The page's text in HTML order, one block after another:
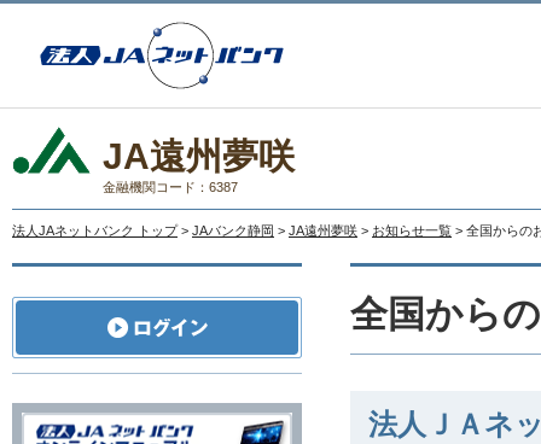
JA遠州夢咲
金融機関コード：6387
法人JAネットバンク トップ > JAバンク静岡 > JA遠州夢咲 > お知らせ一覧 > 全国からの
全国から
法人ＪＡネ